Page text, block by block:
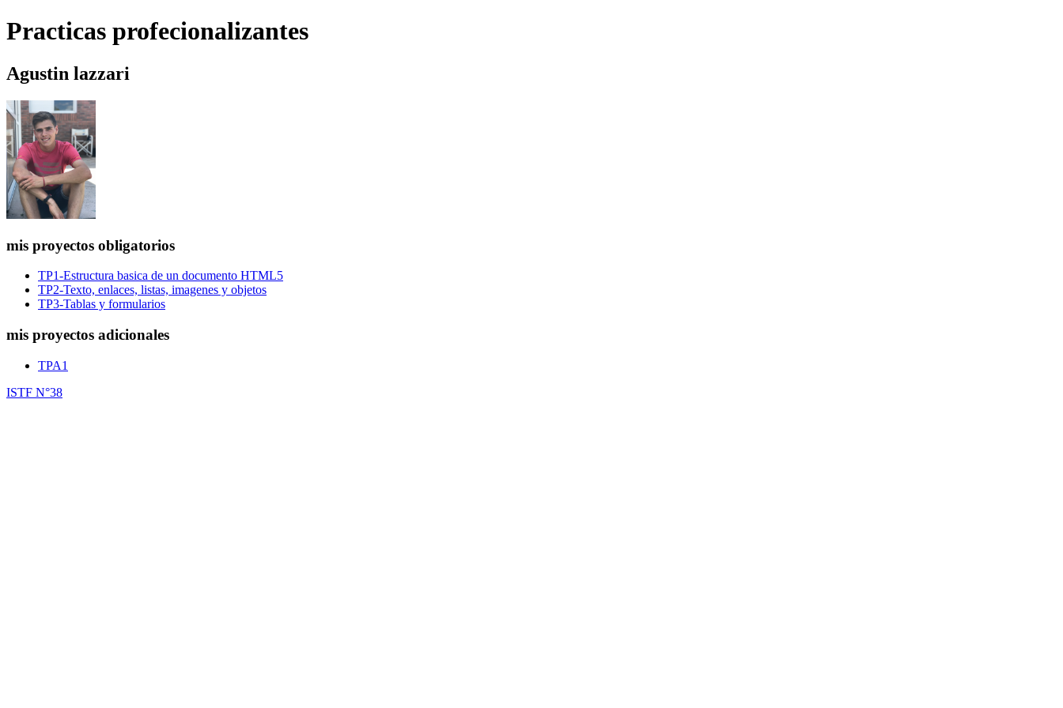
Practicas profecionalizantes
Agustin lazzari
mis proyectos obligatorios
TP1-Estructura basica de un documento HTML5
TP2-Texto, enlaces, listas, imagenes y objetos
TP3-Tablas y formularios
mis proyectos adicionales
TPA1
ISTF N°38